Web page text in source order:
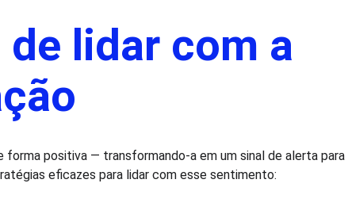
lidar com a
forma positiva — transformando-a em um sinal de alerta
eficazes para lidar com esse sentimento: